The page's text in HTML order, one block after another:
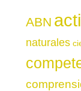
ABN
naturales